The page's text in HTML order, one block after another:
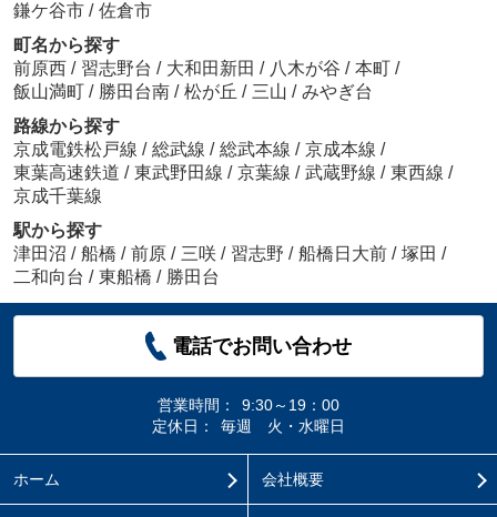
鎌ケ谷市 / 佐倉市
町名から探す
前原西 / 習志野台 / 大和田新田 / 八木が谷 / 本町 /
飯山満町 / 勝田台南 / 松が丘 / 三山 / みやぎ台
路線から探す
京成電鉄松戸線 / 総武線 / 総武本線 / 京成本線 /
東葉高速鉄道 / 東武野田線 / 京葉線 / 武蔵野線 / 東西線 /
京成千葉線
駅から探す
津田沼 / 船橋 / 前原 / 三咲 / 習志野 / 船橋日大前 / 塚田 /
二和向台 / 東船橋 / 勝田台
電話でお問い合わせ
営業時間：
9:30～19：00
定休日：
毎週 火・水曜日
ホーム 会社概要